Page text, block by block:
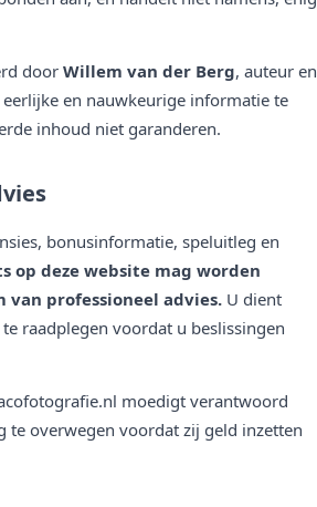
door Willem van der Berg, auteur en
en nauwkeurige informatie te
inhoud niet garanderen.
bonusinformatie, speluitleg en
op deze website mag worden
van professioneel advies. U dient
raadplegen voordat u beslissingen
moedigt verantwoord
te overwegen voordat zij geld inzetten